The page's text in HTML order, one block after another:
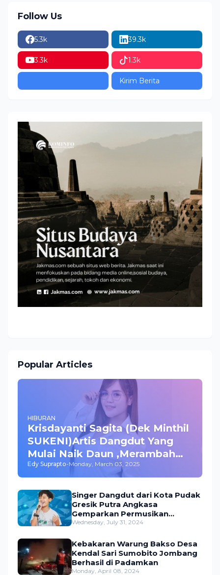
Follow Us
5.3k 39.3k
3.3k 1.3k
Kirim Berita
Popular Articles
HIBURAN
Krisdayanti Sagita (Dek Minthil
SUKENI)Artis Dangdut Yang
Mulai Naik Daun ,Merambah
Bisnis dan Akting
Edy Suprapto-Monday, March 03, 2025
Singer Dangdut dari Kota Pudak
Gresik Putra Angkasa
Gemparkan Permusikan
Dangdut Indonesia
Wednesday, July 31, 2024
Kebakaran Warung Bakso Desa
Kendal Sari Sumobito Jombang
Berhasil di Padamkan
Monday, April 08, 2024